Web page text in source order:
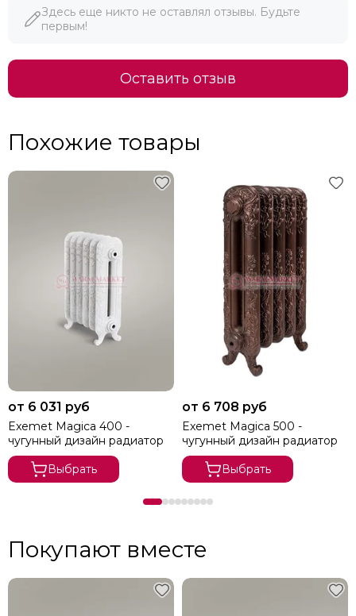
Здесь еще никто не оставлял отзывы. Будьте
первым!
Оставить отзыв
Похожие товары
от 6 031 руб
Exemet Magica 400 -
чугунный дизайн радиатор
Выбрать
от 6 708 руб
Exemet Magica 500 -
чугунный дизайн радиатор
Выбрать
Покупают вместе